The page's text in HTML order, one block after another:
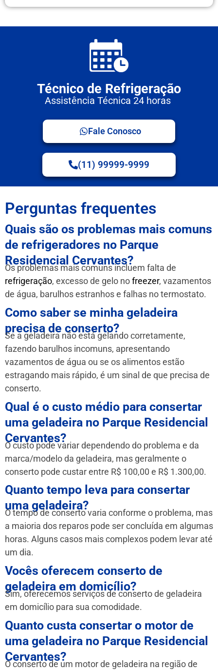
Técnico de Refrigeração
Assistência Técnica 24 horas
Fale Conosco
(11) 99999-9999
Perguntas frequentes
Quais são os problemas mais comuns
de refrigeradores no Parque
Residencial Cervantes?
Os problemas mais comuns incluem falta de
refrigeração, excesso de gelo nofreezer, vazamentos
de água, barulhos estranhos e falhas no termostato.
Como saber se minha geladeira
precisa de conserto?
Se a geladeira não está gelando corretamente,
fazendo barulhos incomuns, apresentando
vazamentos de água ou se os alimentos estão
estragando mais rápido, é um sinal de que precisa de
conserto.
Qual é o custo médio para consertar
uma geladeira no Parque Residencial
Cervantes?
O custo pode variar dependendo do problema e da
marca/modelo da geladeira, mas geralmente o
conserto pode custar entre R$ 100,00 e R$ 1.300,00.
Quanto tempo leva para consertar
uma geladeira?
O tempo de conserto varia conforme o problema, mas
a maioria dos reparos pode ser concluída em algumas
horas. Alguns casos mais complexos podem levar até
um dia.
Vocês oferecem conserto de
geladeira em domicílio?
Sim, oferecemos serviços de conserto de geladeira
em domicílio para sua comodidade.
Quanto custa consertar o motor de
uma geladeira no Parque Residencial
Cervantes?
O conserto de um motor de geladeira na região de